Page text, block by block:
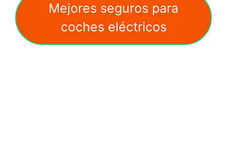
Mejores seguros para
coches eléctricos